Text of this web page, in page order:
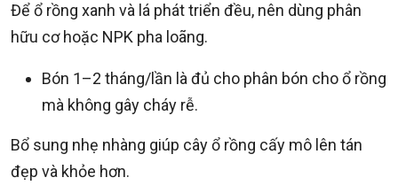
Để ổ rồng xanh và lá phát triển đều, nên dùng phân
hữu cơ hoặc NPK pha loãng.
Bón 1–2 tháng/lần là đủ cho phân bón cho ổ rồng
mà không gây cháy rễ.
Bổ sung nhẹ nhàng giúp cây ổ rồng cấy mô lên tán
đẹp và khỏe hơn.